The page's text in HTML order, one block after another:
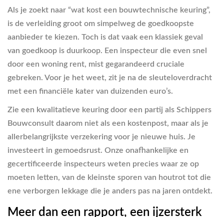
Als je zoekt naar “wat kost een bouwtechnische keuring”,
is de verleiding groot om simpelweg de goedkoopste
aanbieder te kiezen. Toch is dat vaak een klassiek geval
van goedkoop is duurkoop. Een inspecteur die even snel
door een woning rent, mist gegarandeerd cruciale
gebreken. Voor je het weet, zit je na de sleuteloverdracht
met een financiële kater van duizenden euro’s.
Zie een kwalitatieve keuring door een partij als Schippers
Bouwconsult daarom niet als een kostenpost, maar als je
allerbelangrijkste verzekering voor je nieuwe huis. Je
investeert in gemoedsrust. Onze onafhankelijke en
gecertificeerde inspecteurs weten precies waar ze op
moeten letten, van de kleinste sporen van houtrot tot die
ene verborgen lekkage die je anders pas na jaren ontdekt.
Meer dan een rapport, een ijzersterk